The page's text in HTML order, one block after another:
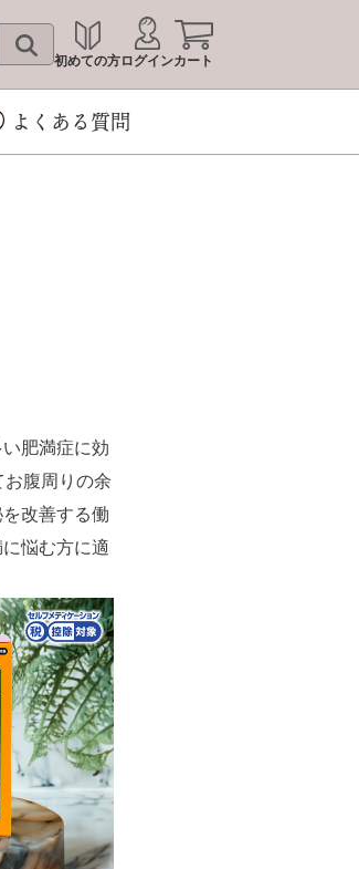
初めての方ログインカート
よくある質問
肥満症に効
腹周りの余
改善する働
悩む方に適